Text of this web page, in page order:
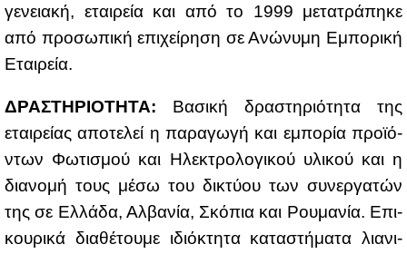
γε­νεια­κή, εται­ρεία και από το 1999 με­τα­τρά­πη­κε
από προ­σω­πι­κή επι­χεί­ρη­ση σε Ανώ­νυ­μη Εμπο­ρι­κή
Εται­ρεία.
ΔΡΑ­ΣΤΗ­ΡΙΟ­ΤΗ­ΤΑ: Βα­σι­κή δρα­στη­ριό­τη­τα της
εται­ρεί­ας απο­τε­λεί η πα­ρα­γω­γή και εμπο­ρία προ­ϊ­ό­
ντων Φω­τι­σμού και Ηλε­κτρο­λο­γι­κού υλι­κού και η
δια­νο­μή τους μέ­σω του δι­κτύ­ου των συ­νερ­γα­τών
της σε Ελ­λά­δα, Αλ­βα­νία, Σκό­πια και Ρου­μα­νία. Επι­
κου­ρι­κά δια­θέ­του­με ιδιό­κτη­τα κα­τα­στή­μα­τα λια­νι­